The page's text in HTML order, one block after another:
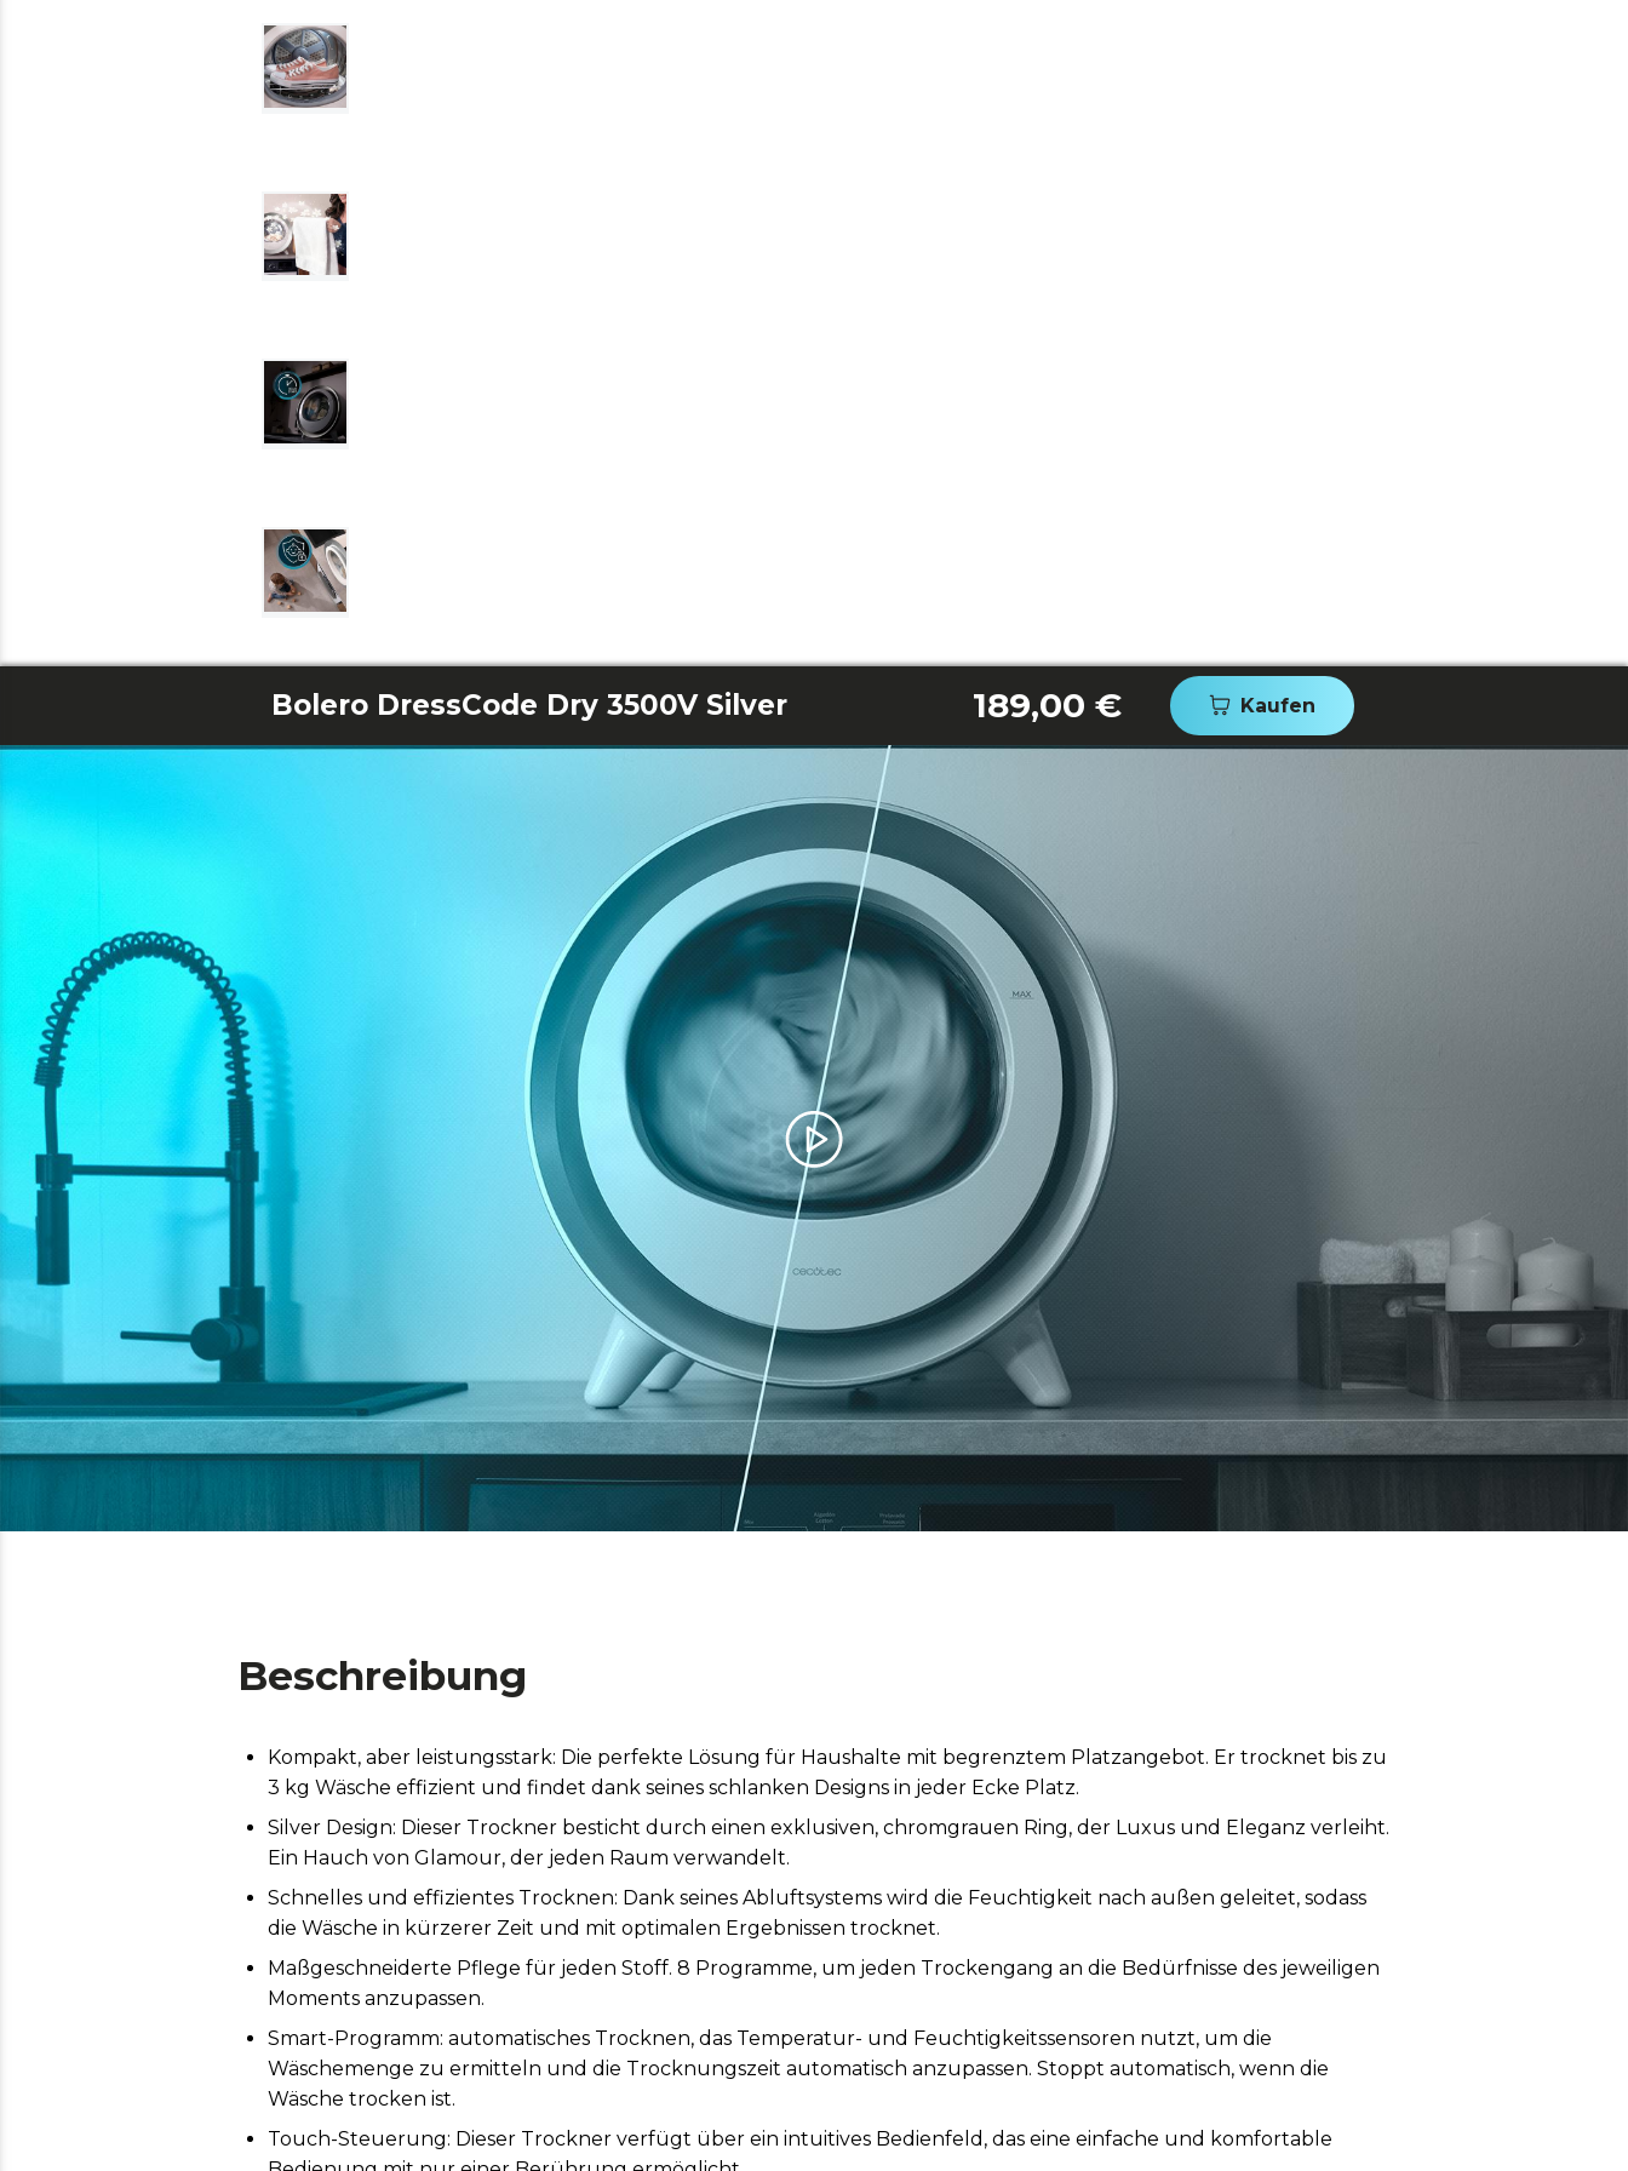
Bolero DressCode Dry 3500V Silver 189,00 € Kaufen
Beschreibung
Kompakt, aber leistungsstark: Die perfekte Lösung für Haushalte mit begrenztem Platzangebot. Er trocknet bis zu
3 kg Wäsche effizient und findet dank seines schlanken Designs in jeder Ecke Platz.
Silver Design: Dieser Trockner besticht durch einen exklusiven, chromgrauen Ring, der Luxus und Eleganz verleiht.
Ein Hauch von Glamour, der jeden Raum verwandelt.
Schnelles und effizientes Trocknen: Dank seines Abluftsystems wird die Feuchtigkeit nach außen geleitet, sodass
die Wäsche in kürzerer Zeit und mit optimalen Ergebnissen trocknet.
Maßgeschneiderte Pflege für jeden Stoff. 8 Programme, um jeden Trockengang an die Bedürfnisse des jeweiligen
Moments anzupassen.
Smart-Programm: automatisches Trocknen, das Temperatur- und Feuchtigkeitssensoren nutzt, um die
Wäschemenge zu ermitteln und die Trocknungszeit automatisch anzupassen. Stoppt automatisch, wenn die
Wäsche trocken ist.
Touch-Steuerung: Dieser Trockner verfügt über ein intuitives Bedienfeld, das eine einfache und komfortable